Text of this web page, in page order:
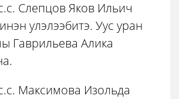
Слепцов Яков Ильич
улэлээбитэ. Уус уран
Гаврильева Алика
Максимова Изольда